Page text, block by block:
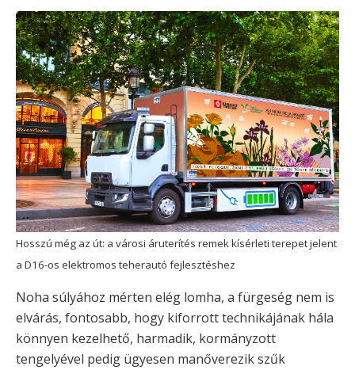
Hosszú még az út: a városi áruterítés remek kísérleti terepet jelent
a D16-os elektromos teherautó fejlesztéshez
Noha súlyához mérten elég lomha, a fürgeség nem is
elvárás, fontosabb, hogy kiforrott technikájának hála
könnyen kezelhető, harmadik, kormányzott
tengelyével pedig ügyesen manőverezik szűk